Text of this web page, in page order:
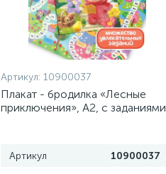
Артикул: 10900037
Плакат - бродилка «Лесные
приключения», А2, с заданиями
Артикул 10900037